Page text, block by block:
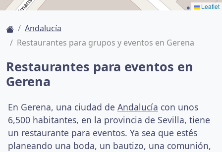
Leaflet
Andalucía
Restaurantes para grupos y eventos en Gerena
Restaurantes para eventos en
Gerena
En Gerena, una ciudad de Andalucía con unos
6,500 habitantes, en la provincia de Sevilla, tiene
un restaurante para eventos. Ya sea que estés
planeando una boda, un bautizo, una comunión,